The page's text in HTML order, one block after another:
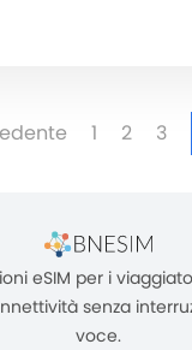
1 2 3
eSIM per i
senza
voce.